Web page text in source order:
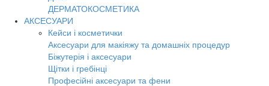
ДЕРМАТОКОСМЕТИКА
АКСЕСУАРИ
Кейси і косметички
Аксесуари для макіяжу та домашніх процедур
Біжутерія і аксесуари
Щітки і гребінці
Професійні аксесуари та фени